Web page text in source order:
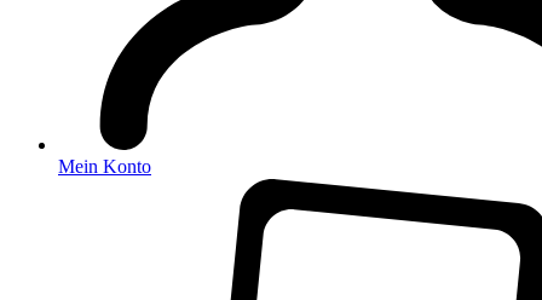
Mein Konto